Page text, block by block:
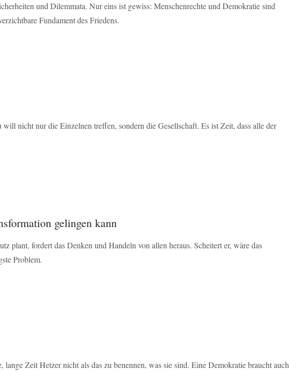
und Dilemmata. Nur eins ist gewiss: Menschenrechte und Demokratie sind
Fundament des Friedens.
nicht nur die Einzelnen treffen, sondern die Gesellschaft. Es ist Zeit, dass alle der
gelingen kann
plant, fordert das Denken und Handeln von allen heraus. Scheitert er, wäre das
Problem.
lange Zeit Hetzer nicht als das zu benennen, was sie sind. Eine Demokratie braucht auch